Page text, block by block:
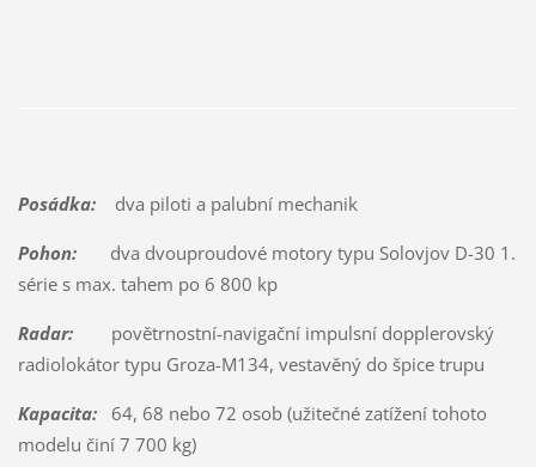
Posádka:dva piloti a palubní mechanik
Pohon:dva dvouproudové motory typu Solovjov D-30 1.
série s max. tahem po 6 800 kp
Radar:povětrnostní-navigační impulsní dopplerovský
radiolokátor typu Groza-M134, vestavěný do špice trupu
Kapacita:64, 68 nebo 72 osob (užitečné zatížení tohoto
modelu činí 7 700 kg)